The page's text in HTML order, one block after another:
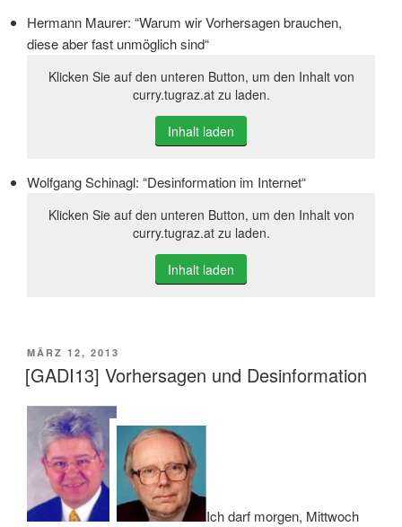
Hermann Maurer: “Warum wir Vorhersagen brauchen,
diese aber fast unmöglich sind“
Klicken Sie auf den unteren Button, um den Inhalt von
curry.tugraz.at zu laden.
Inhalt laden
Wolfgang Schinagl: “Desinformation im Internet“
Klicken Sie auf den unteren Button, um den Inhalt von
curry.tugraz.at zu laden.
Inhalt laden
VERÖFFENTLICHT
AM
MÄRZ 12, 2013
[GADI13] Vorhersagen und Desinformation
Ich darf morgen, Mittwoch